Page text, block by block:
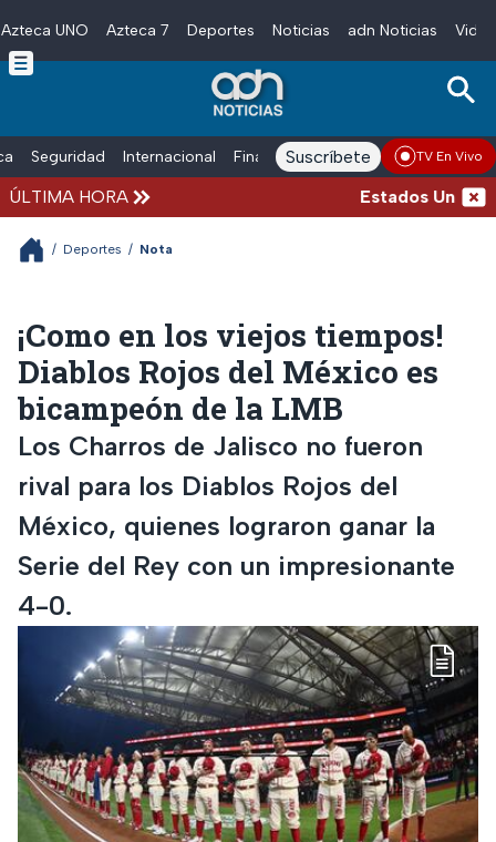
Skip to main content
Azteca UNO Azteca 7 Deportes Noticias adn Noticias
Seguridad Internacional Finanzas adn Noticias Radio
Suscríbete TV En Vivo
ÚLTIMA HORA Estados Unidos
/ Deportes / Nota
¡Como en los viejos tiempos!
Diablos Rojos del México es
bicampeón de la LMB
Los Charros de Jalisco no fueron
rival para los Diablos Rojos del
México, quienes lograron ganar la
Serie del Rey con un impresionante
4-0.